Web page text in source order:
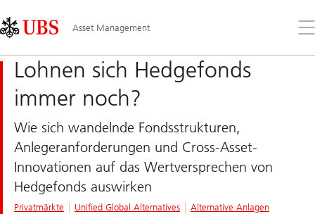
Links
Area
Asset Management
Sie
Lohnen sich Hedgefonds
immer noch?
Wie sich wandelnde Fondsstrukturen,
Anlegeranforderungen und Cross-Asset-
Innovationen auf das Wertversprechen von
Hedgefonds auswirken
Privatmärkte Unified Global Alternatives
Alternative Anlagen